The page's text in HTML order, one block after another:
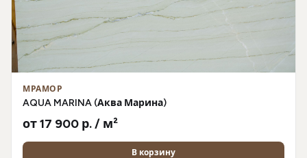
МРАМОР
AQUA MARINA (Аква Марина)
от 17 900 р. / м²
В корзину